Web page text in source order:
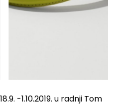
-1.10.2019. u radnji Tom